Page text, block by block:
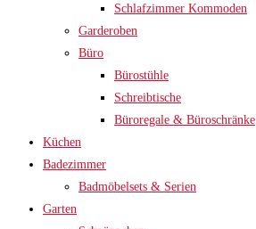
Schlafzimmer Kommoden
Garderoben
Büro
Bürostühle
Schreibtische
Büroregale & Büroschränke
Küchen
Badezimmer
Badmöbelsets & Serien
Garten